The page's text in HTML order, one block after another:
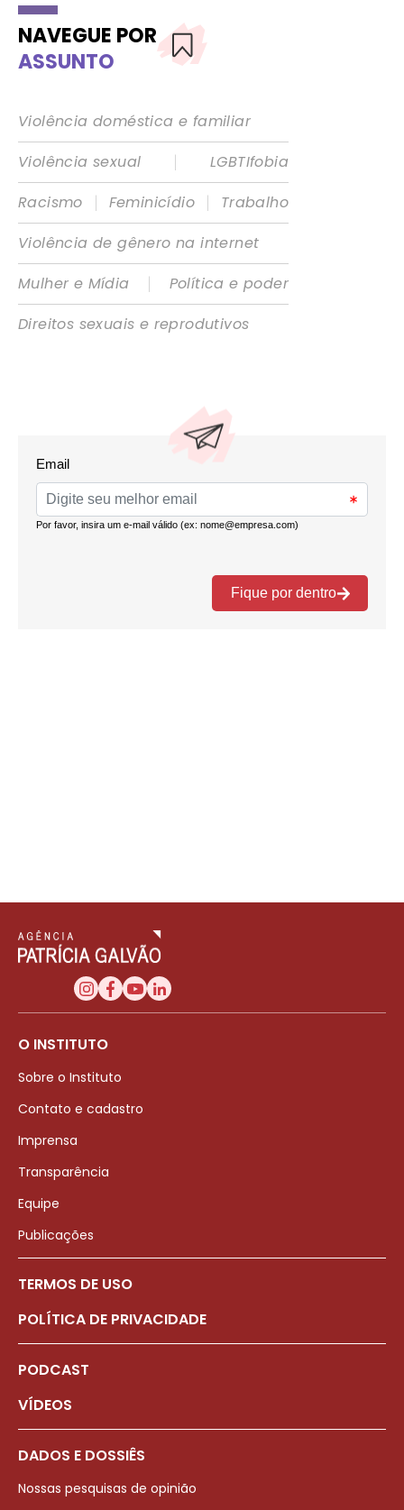
NAVEGUE POR
ASSUNTO
Violência doméstica e familiar
Violência sexual
|
LGBTIfobia
Racismo
| Feminicídio |
Trabalho
Violência de gênero na internet
Mulher e Mídia
|
Política e poder
Direitos sexuais e reprodutivos
O INSTITUTO
Sobre o Instituto
Contato e cadastro
Imprensa
Transparência
Equipe
Publicações
TERMOS DE USO
POLÍTICA DE PRIVACIDADE
PODCAST
VÍDEOS
DADOS E DOSSIÊS
Nossas pesquisas de opinião